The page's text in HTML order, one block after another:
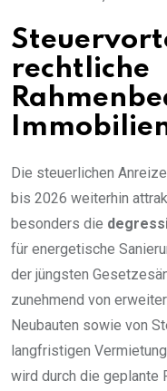
rechtliche
Die steuerlichen
bis 2026 weiterhin
besonders die
für energetische
der jüngsten
zunehmend von
Neubauten sowie von
langfristigen
wird durch die geplante